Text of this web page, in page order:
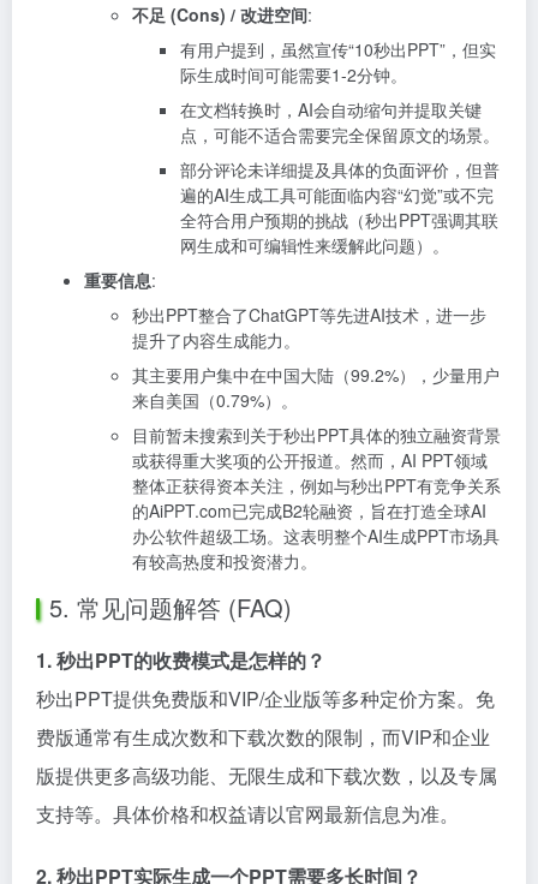
不足 (Cons) / 改进空间:
有用户提到，虽然宣传“10秒出PPT”，但实
际生成时间可能需要1-2分钟。
在文档转换时，AI会自动缩句并提取关键
点，可能不适合需要完全保留原文的场景。
部分评论未详细提及具体的负面评价，但普
遍的AI生成工具可能面临内容“幻觉”或不完
全符合用户预期的挑战（秒出PPT强调其联
网生成和可编辑性来缓解此问题）。
重要信息:
秒出PPT整合了ChatGPT等先进AI技术，进一步
提升了内容生成能力。
其主要用户集中在中国大陆（99.2%），少量用户
来自美国（0.79%）。
目前暂未搜索到关于秒出PPT具体的独立融资背景
或获得重大奖项的公开报道。然而，AI PPT领域
整体正获得资本关注，例如与秒出PPT有竞争关系
的AiPPT.com已完成B2轮融资，旨在打造全球AI
办公软件超级工场。这表明整个AI生成PPT市场具
有较高热度和投资潜力。
5. 常见问题解答 (FAQ)
1. 秒出PPT的收费模式是怎样的？
秒出PPT提供免费版和VIP/企业版等多种定价方案。免
费版通常有生成次数和下载次数的限制，而VIP和企业
版提供更多高级功能、无限生成和下载次数，以及专属
支持等。具体价格和权益请以官网最新信息为准。
2. 秒出PPT实际生成一个PPT需要多长时间？